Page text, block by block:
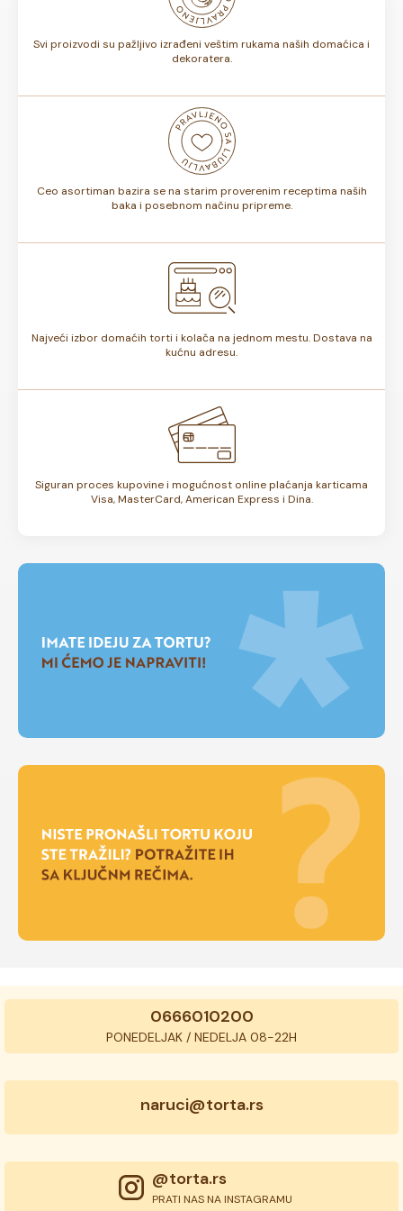
Svi proizvodi su pažljivo izrađeni veštim rukama naših domaćica i
dekoratera.
Ceo asortiman bazira se na starim proverenim receptima naših
baka i posebnom načinu pripreme.
Najveći izbor domaćih torti i kolača na jednom mestu. Dostava na
kućnu adresu.
Siguran proces kupovine i mogućnost online plaćanja karticama
Visa, MasterCard, American Express i Dina.
0666010200
PONEDELJAK / NEDELJA 08-22H
naruci@torta.rs
@torta.rs
PRATI NAS NA INSTAGRAMU